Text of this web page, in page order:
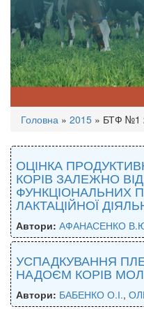
Ви
є
тут
Головна » 2015 » БТФ №1
ОЦІНКА
КОРІВ ЗАЛЕЖНО
ФУНКЦІОНАЛЬНИХ
ЛАКТАЦІЙНОЇ
Автори: АФАНАСЕНКО
УСПАДКУВАННЯ
НАДОЄМ КОРІВ
Автори: БАБЕНКО О.І.,